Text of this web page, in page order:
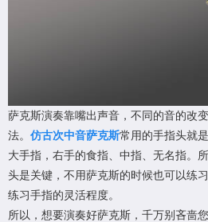
萨克斯演奏靠嘴出声音，不同的音的改
法。 仿古次中音萨克斯常用的手指头就
大手指，右手的食指、中指、无名指。
头是关键，不用萨克斯的时候也可以练
练习手指的灵活程度。
所以，想要演奏好萨克斯，千万别吝啬